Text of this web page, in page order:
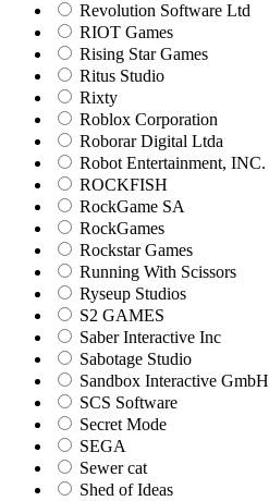
Revolution Software Ltd
RIOT Games
Rising Star Games
Ritus Studio
Rixty
Roblox Corporation
Roborar Digital Ltda
Robot Entertainment, INC.
ROCKFISH
RockGame SA
RockGames
Rockstar Games
Running With Scissors
Ryseup Studios
S2 GAMES
Saber Interactive Inc
Sabotage Studio
Sandbox Interactive GmbH
SCS Software
Secret Mode
SEGA
Sewer cat
Shed of Ideas